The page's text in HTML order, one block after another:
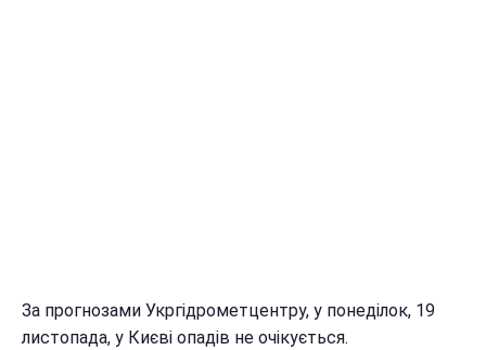
За прогнозами Укргідрометцентру, у понеділок, 19
листопада, у Києві опадів не очікується.